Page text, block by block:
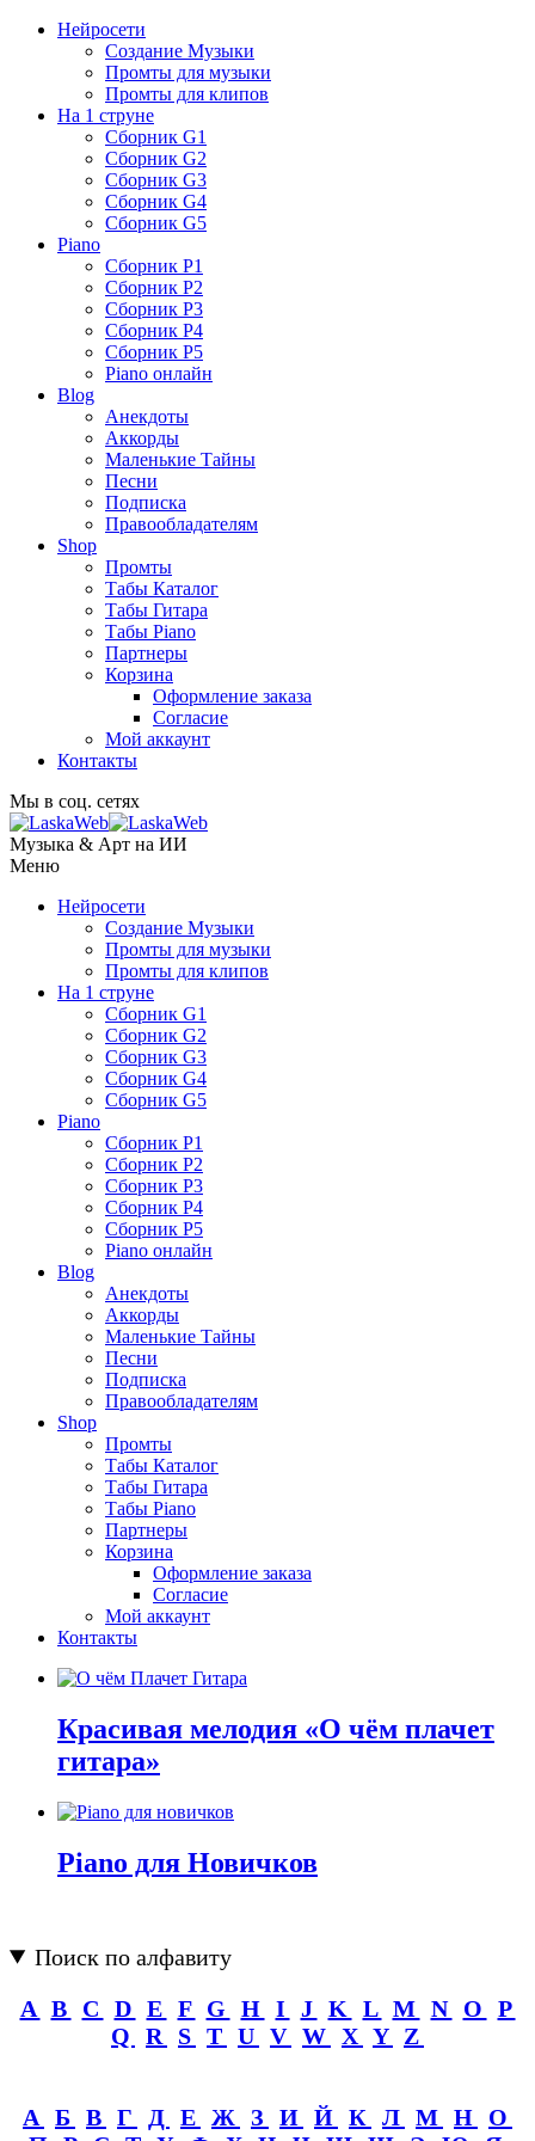
Нейросети
Создание Музыки
Промты для музыки
Промты для клипов
На 1 струне
Сборник G1
Сборник G2
Сборник G3
Сборник G4
Сборник G5
Piano
Сборник P1
Сборник P2
Сборник P3
Сборник P4
Сборник P5
Piano онлайн
Blog
Анекдоты
Аккорды
Маленькие Тайны
Песни
Подписка
Правообладателям
Shop
Промты
Табы Каталог
Табы Гитара
Табы Piano
Партнеры
Корзина
Оформление заказа
Согласие
Мой аккаунт
Контакты
Мы в соц. сетях
Музыка & Арт на ИИ
Меню
Нейросети
Создание Музыки
Промты для музыки
Промты для клипов
На 1 струне
Сборник G1
Сборник G2
Сборник G3
Сборник G4
Сборник G5
Piano
Сборник P1
Сборник P2
Сборник P3
Сборник P4
Сборник P5
Piano онлайн
Blog
Анекдоты
Аккорды
Маленькие Тайны
Песни
Подписка
Правообладателям
Shop
Промты
Табы Каталог
Табы Гитара
Табы Piano
Партнеры
Корзина
Оформление заказа
Согласие
Мой аккаунт
Контакты
Красивая мелодия «О чём плачет
гитара»
Piano для Новичков
Поиск по алфавиту
A B C D E F G H I J K L M N O
P
Q
R S T U V W X Y Z
А Б В Г Д Е Ж З И Й К Л М Н
О